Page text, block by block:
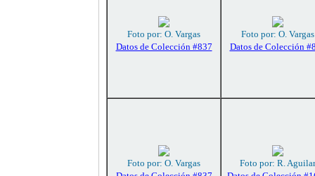
Foto por: O. Vargas
Datos de Colección #837
Foto por: O. Vargas
Datos de Colección
Foto por: O. Vargas
Foto por: R. Aguilar